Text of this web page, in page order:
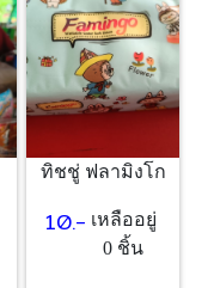
ทิชชู่ ฟลามิงโก
10.- เหลืออยู่
0 ชิ้น